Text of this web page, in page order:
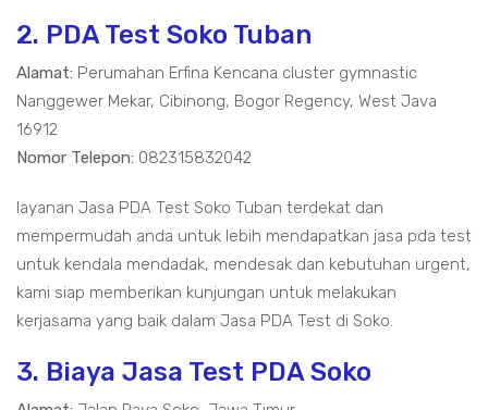
2. PDA Test Soko Tuban
Alamat: Perumahan Erfina Kencana cluster gymnastic
Nanggewer Mekar, Cibinong, Bogor Regency, West Java
16912
Nomor Telepon: 082315832042
layanan Jasa PDA Test Soko Tuban terdekat dan
mempermudah anda untuk lebih mendapatkan jasa pda test
untuk kendala mendadak, mendesak dan kebutuhan urgent,
kami siap memberikan kunjungan untuk melakukan
kerjasama yang baik dalam Jasa PDA Test di Soko.
3. Biaya Jasa Test PDA Soko